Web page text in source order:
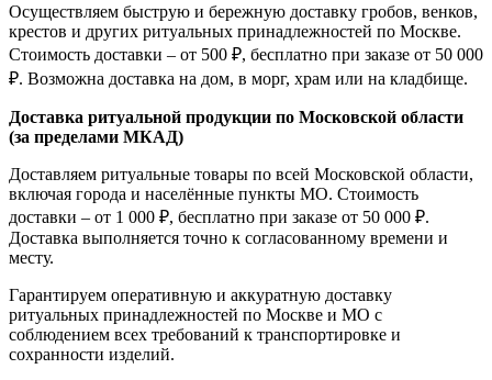
Осуществляем быструю и бережную доставку гробов, венков,
крестов и других ритуальных принадлежностей по Москве.
Стоимость доставки – от 500 ₽, бесплатно при заказе от 50 000
₽. Возможна доставка на дом, в морг, храм или на кладбище.
Доставка ритуальной продукции по Московской области
(за пределами МКАД)
Доставляем ритуальные товары по всей Московской области,
включая города и населённые пункты МО. Стоимость
доставки – от 1 000 ₽, бесплатно при заказе от 50 000 ₽.
Доставка выполняется точно к согласованному времени и
месту.
Гарантируем оперативную и аккуратную доставку
ритуальных принадлежностей по Москве и МО с
соблюдением всех требований к транспортировке и
сохранности изделий.